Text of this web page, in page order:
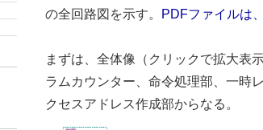
の全回路図を示す。
PDFファイルは
まずは、全体像（クリックで拡大表
ラムカウンター、命令処理部、一時
クセスアドレス作成部からなる。